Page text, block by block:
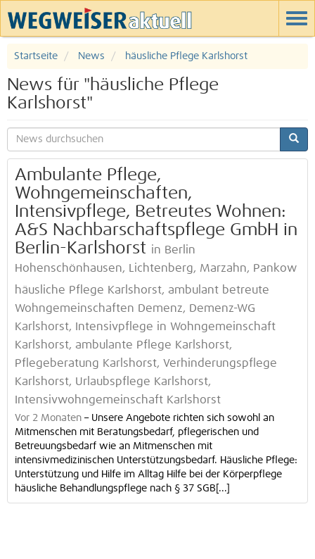
Startseite News häusliche Pflege Karlshorst
News für "häusliche Pflege
Karlshorst"
Ambulante Pflege,
Wohngemeinschaften,
Intensivpflege, Betreutes Wohnen:
A&S Nachbarschaftspflege GmbH in
Berlin-Karlshorst in Berlin
Hohenschönhausen, Lichtenberg, Marzahn, Pankow
häusliche Pflege Karlshorst, ambulant betreute
Wohngemeinschaften Demenz, Demenz-WG
Karlshorst, Intensivpflege in Wohngemeinschaft
Karlshorst, ambulante Pflege Karlshorst,
Pflegeberatung Karlshorst, Verhinderungspflege
Karlshorst, Urlaubspflege Karlshorst,
Intensivwohngemeinschaft Karlshorst
Vor 2 Monaten – Unsere Angebote richten sich sowohl an
Mitmenschen mit Beratungsbedarf, pflegerischen und
Betreuungsbedarf wie an Mitmenschen mit
intensivmedizinischen Unterstützungsbedarf. Häusliche Pflege:
Unterstützung und Hilfe im Alltag Hilfe bei der Körperpflege
häusliche Behandlungspflege nach § 37 SGB[...]